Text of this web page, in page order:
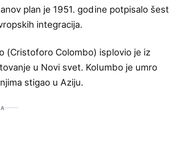
plan je 1951. godine potpisalo šest
integracija.
(Cristoforo Colombo) isplovio je iz
u Novi svet. Kolumbo je umro
stigao u Aziju.